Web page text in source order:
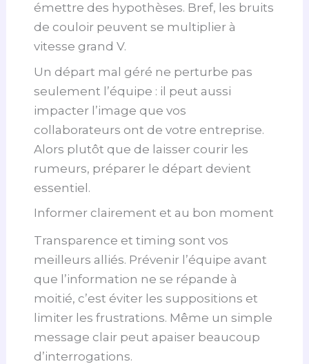
émettre des hypothèses. Bref, les bruits
de couloir peuvent se multiplier à
vitesse grand V.
Un départ mal géré ne perturbe pas
seulement l’équipe : il peut aussi
impacter l’image que vos
collaborateurs ont de votre entreprise.
Alors plutôt que de laisser courir les
rumeurs, préparer le départ devient
essentiel.
Informer clairement et au bon moment
Transparence et timing sont vos
meilleurs alliés. Prévenir l’équipe avant
que l’information ne se répande à
moitié, c’est éviter les suppositions et
limiter les frustrations. Même un simple
message clair peut apaiser beaucoup
d’interrogations.